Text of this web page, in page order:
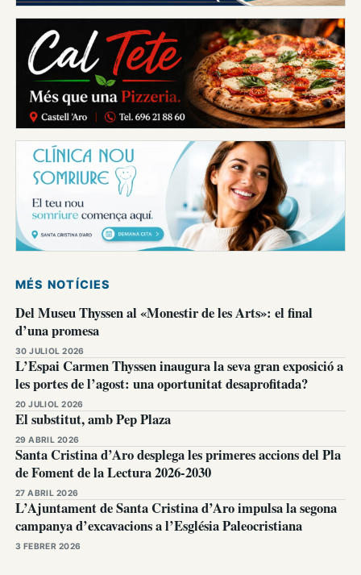
MÉS NOTÍCIES
Del Museu Thyssen al «Monestir de les Arts»: el final
d’una promesa
30 JULIOL 2026
L’Espai Carmen Thyssen inaugura la seva gran exposició a
les portes de l’agost: una oportunitat desaprofitada?
20 JULIOL 2026
El substitut, amb Pep Plaza
29 ABRIL 2026
Santa Cristina d’Aro desplega les primeres accions del Pla
de Foment de la Lectura 2026-2030
27 ABRIL 2026
L’Ajuntament de Santa Cristina d’Aro impulsa la segona
campanya d’excavacions a l’Església Paleocristiana
3 FEBRER 2026